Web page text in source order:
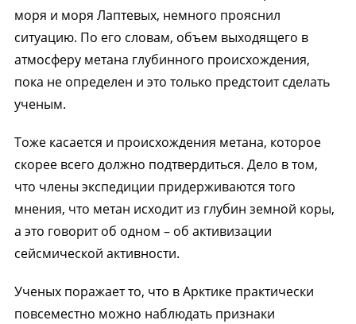
моря и моря Лаптевых, немного прояснил
ситуацию. По его словам, объем выходящего в
атмосферу метана глубинного происхождения,
пока не определен и это только предстоит сделать
ученым.
Тоже касается и происхождения метана, которое
скорее всего должно подтвердиться. Дело в том,
что члены экспедиции придерживаются того
мнения, что метан исходит из глубин земной коры,
а это говорит об одном – об активизации
сейсмической активности.
Ученых поражает то, что в Арктике практически
повсеместно можно наблюдать признаки